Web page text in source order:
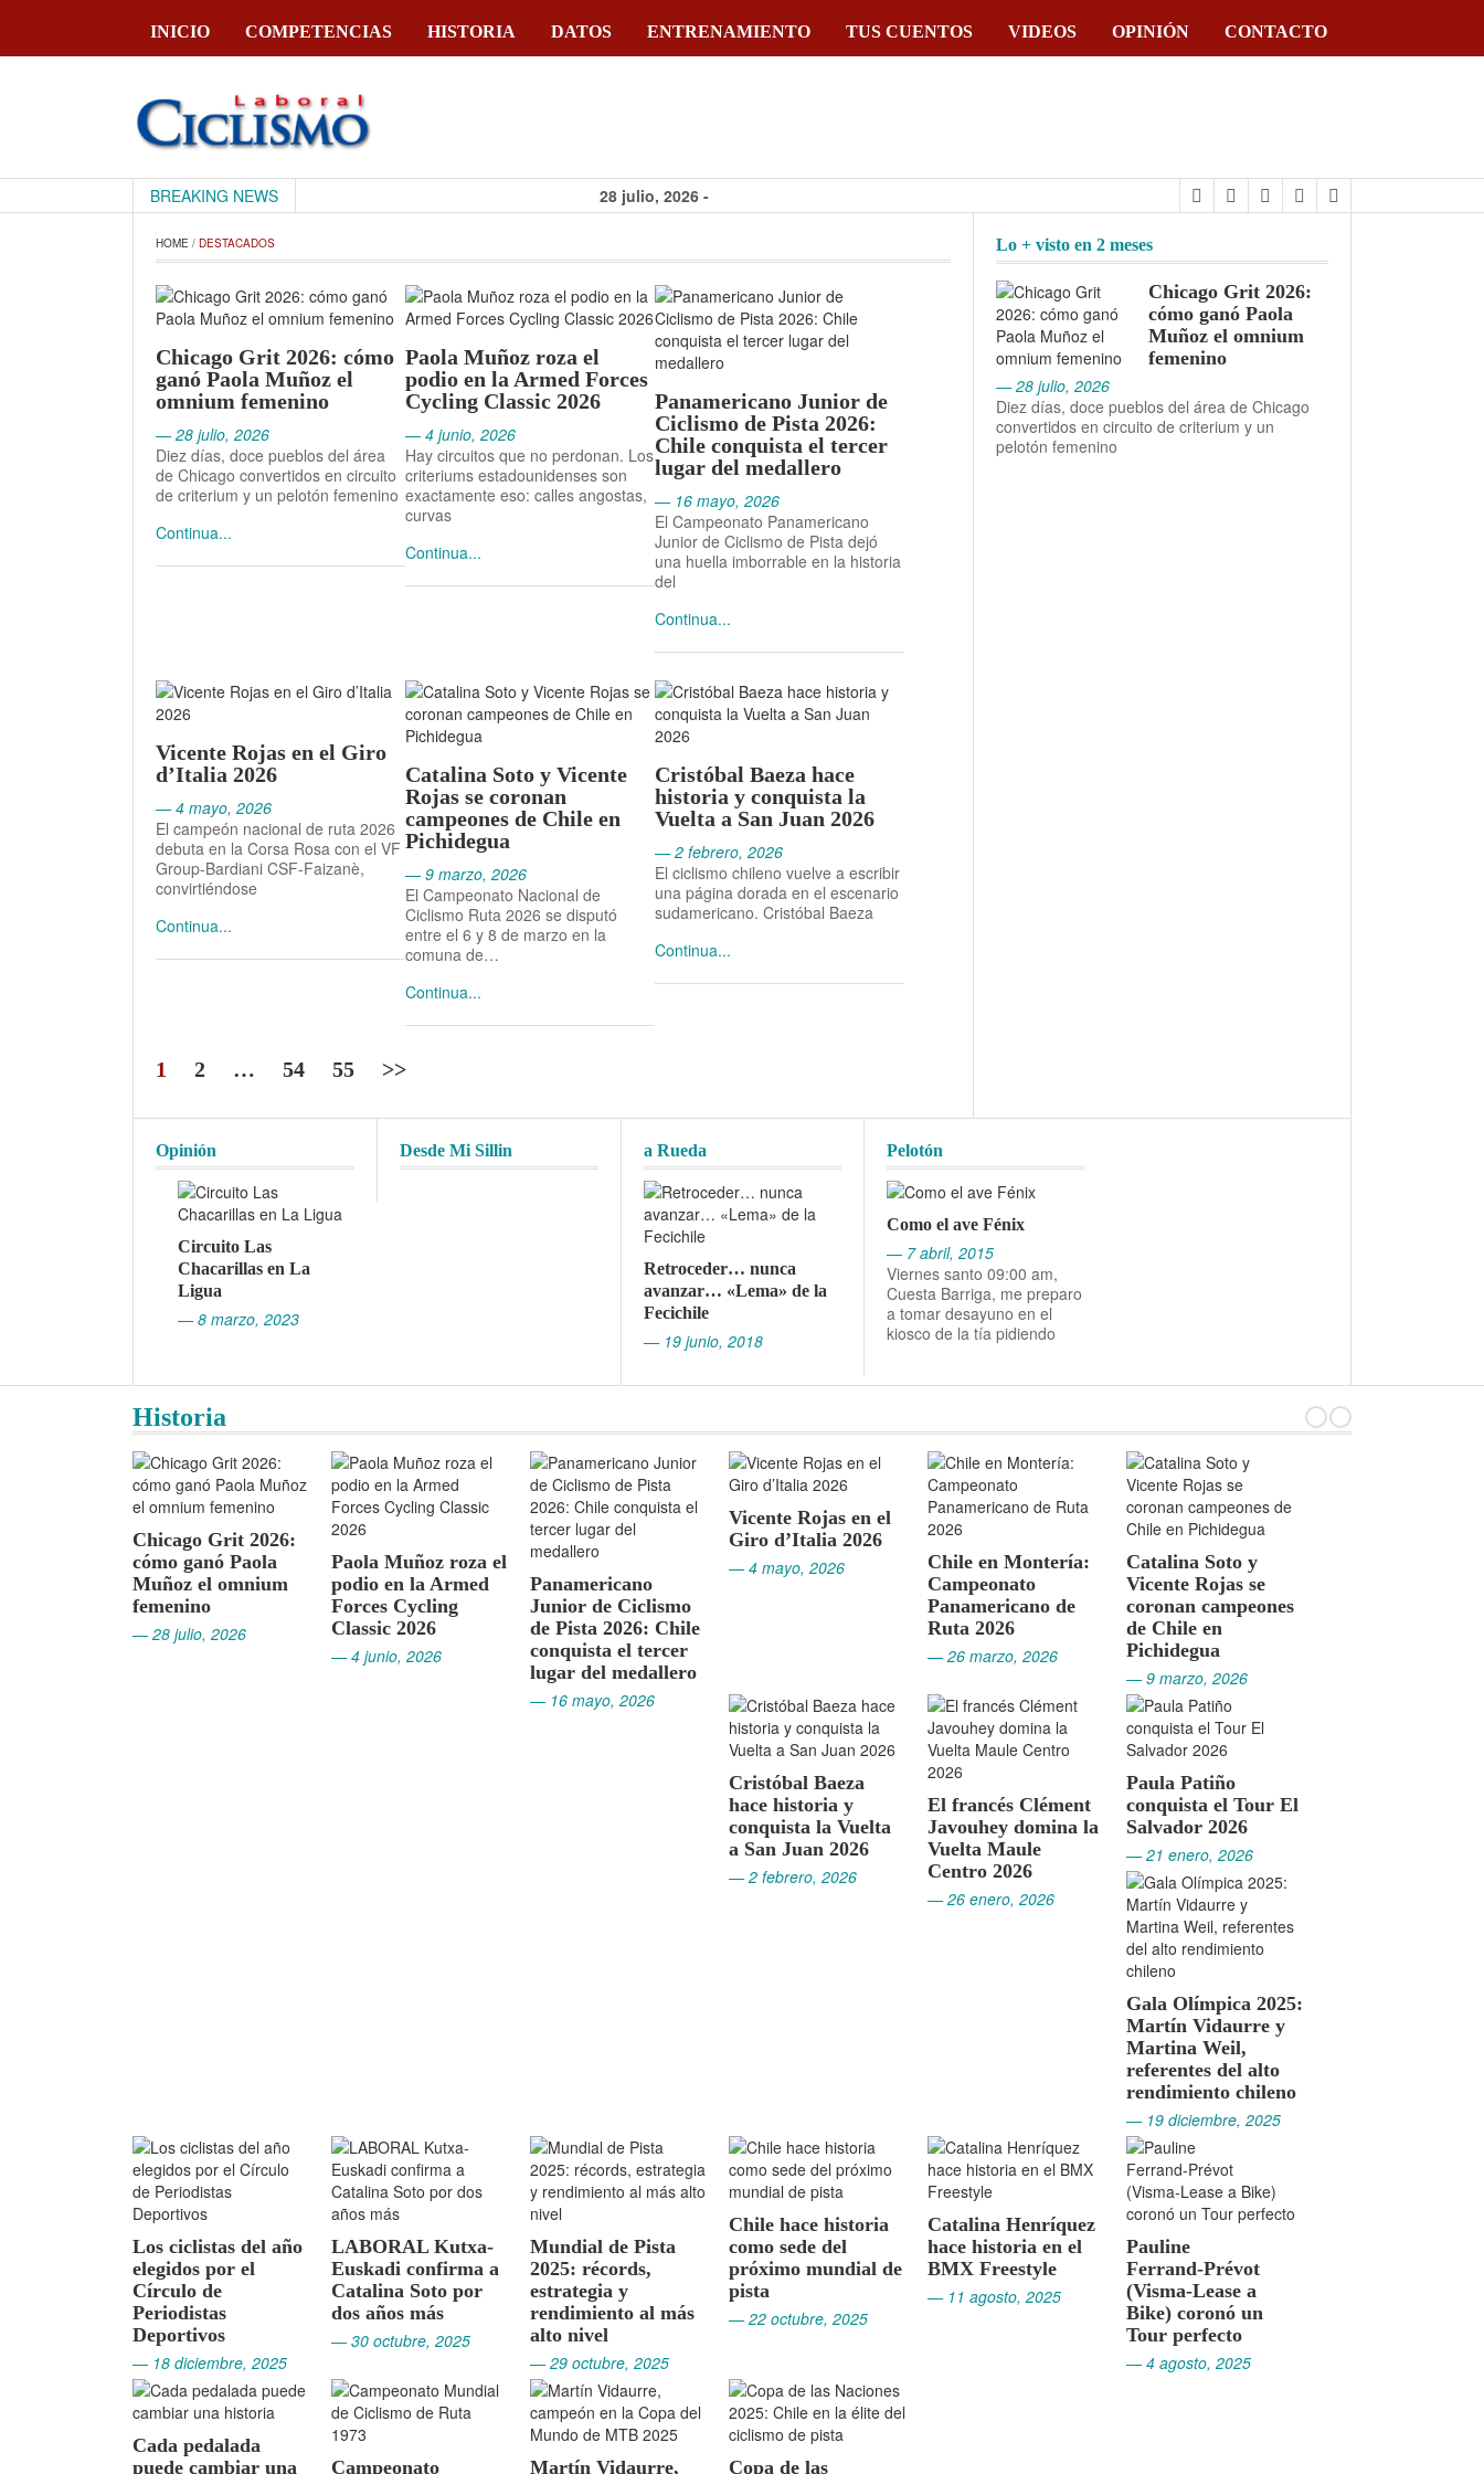
INICIO COMPETENCIAS HISTORIA DATOS ENTRENAMIENTO TUS CUENTOS VIDEOS OPINIÓN CONTACTO
CiclismoLaboral
BREAKING NEWS
28 julio, 2026 -
cómo ganó Paola
Muñoz el omnium
femenino
4 junio, 2026 -
Paola Muñoz roza
el podio en la
Armed Forces
Cycling Classic
16 mayo, 2026 -
Panamericano
Junior de Ciclismo
de Pista 2026:
Chile conquista el
tercer lugar del
HOME / DESTACADOS
Chicago Grit 2026: cómo
ganó Paola Muñoz el
omnium femenino
— 28 julio, 2026
Diez días, doce pueblos del área
de Chicago convertidos en circuito
de criterium y un pelotón femenino
Continua...
Paola Muñoz roza el
podio en la Armed Forces
Cycling Classic 2026
— 4 junio, 2026
Hay circuitos que no perdonan. Los
criteriums estadounidenses son
exactamente eso: calles angostas,
curvas
Continua...
Panamericano Junior de
Ciclismo de Pista 2026:
Chile conquista el tercer
lugar del medallero
— 16 mayo, 2026
El Campeonato Panamericano
Junior de Ciclismo de Pista dejó
una huella imborrable en la historia
del
Continua...
Vicente Rojas en el Giro
d’Italia 2026
— 4 mayo, 2026
El campeón nacional de ruta 2026
debuta en la Corsa Rosa con el VF
Group-Bardiani CSF-Faizanè,
convirtiéndose
Continua...
Catalina Soto y Vicente
Rojas se coronan
campeones de Chile en
Pichidegua
— 9 marzo, 2026
El Campeonato Nacional de
Ciclismo Ruta 2026 se disputó
entre el 6 y 8 de marzo en la
comuna de…
Continua...
Cristóbal Baeza hace
historia y conquista la
Vuelta a San Juan 2026
— 2 febrero, 2026
El ciclismo chileno vuelve a escribir
una página dorada en el escenario
sudamericano. Cristóbal Baeza
Continua...
1 2 … 54 55 >>
Lo + visto en 2 meses
Chicago Grit 2026:
cómo ganó Paola
Muñoz el omnium
femenino
— 28 julio, 2026
Diez días, doce pueblos del área de Chicago
convertidos en circuito de criterium y un
pelotón femenino
Opinión
Circuito Las
Chacarillas en La
Ligua
— 8 marzo, 2023
Desde Mi Sillin a Rueda
Retroceder… nunca
avanzar… «Lema» de la
Fecichile
— 19 junio, 2018
Pelotón
Como el ave Fénix
— 7 abril, 2015
Viernes santo 09:00 am,
Cuesta Barriga, me preparo
a tomar desayuno en el
kiosco de la tía pidiendo
Historia
Chicago Grit 2026:
cómo ganó Paola
Muñoz el omnium
femenino
— 28 julio, 2026
Paola Muñoz roza el
podio en la Armed
Forces Cycling
Classic 2026
— 4 junio, 2026
Panamericano
Junior de Ciclismo
de Pista 2026: Chile
conquista el tercer
lugar del medallero
— 16 mayo, 2026
Vicente Rojas en el
Giro d’Italia 2026
— 4 mayo, 2026
Chile en Montería:
Campeonato
Panamericano de
Ruta 2026
— 26 marzo, 2026
Catalina Soto y
Vicente Rojas se
coronan campeones
de Chile en
Pichidegua
— 9 marzo, 2026
Cristóbal Baeza
hace historia y
conquista la Vuelta
a San Juan 2026
— 2 febrero, 2026
El francés Clément
Javouhey domina la
Vuelta Maule
Centro 2026
— 26 enero, 2026
Paula Patiño
conquista el Tour El
Salvador 2026
— 21 enero, 2026
Gala Olímpica 2025:
Martín Vidaurre y
Martina Weil,
referentes del alto
rendimiento chileno
— 19 diciembre, 2025
Los ciclistas del año
elegidos por el
Círculo de
Periodistas
Deportivos
— 18 diciembre, 2025
LABORAL Kutxa-
Euskadi confirma a
Catalina Soto por
dos años más
— 30 octubre, 2025
Mundial de Pista
2025: récords,
estrategia y
rendimiento al más
alto nivel
— 29 octubre, 2025
Chile hace historia
como sede del
próximo mundial de
pista
— 22 octubre, 2025
Catalina Henríquez
hace historia en el
BMX Freestyle
— 11 agosto, 2025
Pauline
Ferrand‑Prévot
(Visma‑Lease a
Bike) coronó un
Tour perfecto
— 4 agosto, 2025
Cada pedalada
puede cambiar una
Campeonato Martín Vidaurre, Copa de las